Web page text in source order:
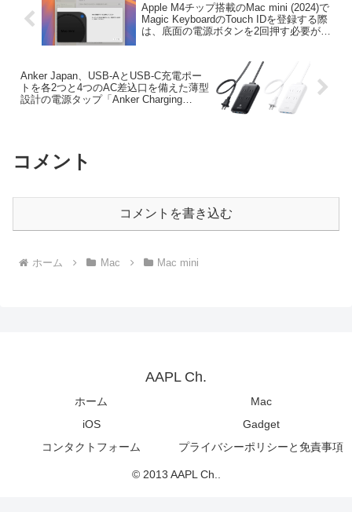
Apple M4チップ搭載のMac mini (2024)で
Magic KeyboardのTouch IDを登録する際
は、底面の電源ボタンを2回押す必要があ
Anker Japan、USB-AとUSB-C充電ポー
トを各2つと4つのAC差込口を備えた薄型
設計の電源タップ「Anker Charging
コメント
コメントを書き込む
ホーム Mac Mac mini
AAPL Ch.
ホーム
Mac
iOS
Gadget
コンタクトフォーム
プライバシーポリシーと免責事項
© 2013 AAPL Ch..